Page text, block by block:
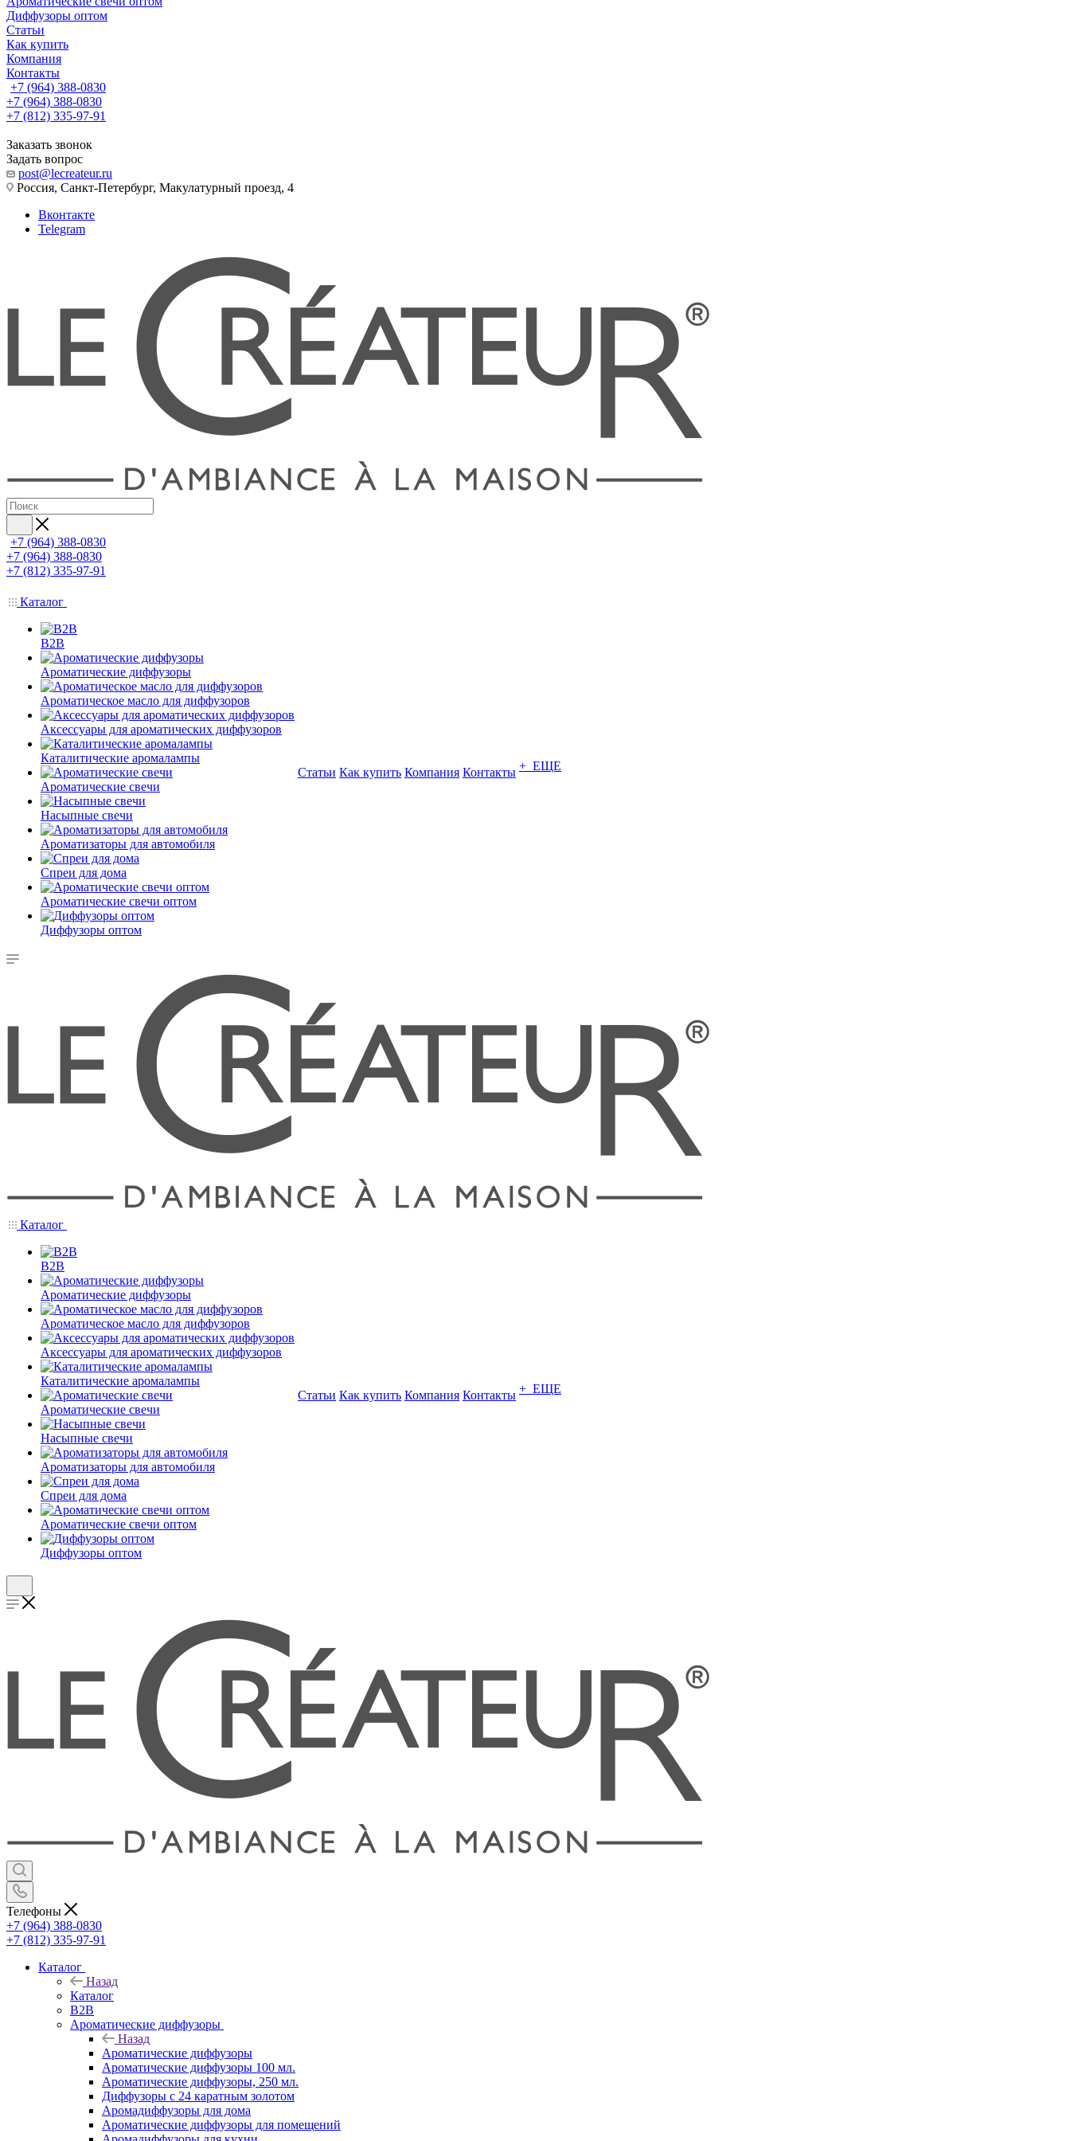
Диффузоры оптом
Статьи
Как купить
Компания
Контакты
+7 (964) 388-0830
+7 (964) 388-0830
+7 (812) 335-97-91
Заказать звонок
Задать вопрос
post@lecreateur.ru
Россия, Санкт-Петербург, Макулатурный проезд, 4
Вконтакте
Telegram
+7 (964) 388-0830
+7 (964) 388-0830
+7 (812) 335-97-91
Каталог
B2B
Ароматические диффузоры
Ароматическое масло для диффузоров
Аксессуары для ароматических диффузоров
Каталитические аромалампы
Ароматические свечи
Насыпные свечи
Ароматизаторы для автомобиля
Спреи для дома
Ароматические свечи оптом
Диффузоры оптом
Статьи Как купить Компания Контакты + ЕЩЕ
Каталог
B2B
Ароматические диффузоры
Ароматическое масло для диффузоров
Аксессуары для ароматических диффузоров
Каталитические аромалампы
Ароматические свечи
Насыпные свечи
Ароматизаторы для автомобиля
Спреи для дома
Ароматические свечи оптом
Диффузоры оптом
Статьи Как купить Компания Контакты + ЕЩЕ
Телефоны
+7 (964) 388-0830
+7 (812) 335-97-91
Каталог
Назад
Каталог
B2B
Ароматические диффузоры
Назад
Ароматические диффузоры
Ароматические диффузоры 100 мл.
Ароматические диффузоры, 250 мл.
Диффузоры с 24 каратным золотом
Аромадиффузоры для дома
Ароматические диффузоры для помещений